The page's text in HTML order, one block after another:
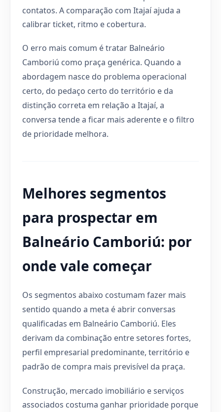
contatos. A comparação com Itajaí ajuda a
calibrar ticket, ritmo e cobertura.
O erro mais comum é tratar Balneário
Camboriú como praça genérica. Quando a
abordagem nasce do problema operacional
certo, do pedaço certo do território e da
distinção correta em relação a Itajaí, a
conversa tende a ficar mais aderente e o filtro
de prioridade melhora.
Melhores segmentos
para prospectar em
Balneário Camboriú: por
onde vale começar
Os segmentos abaixo costumam fazer mais
sentido quando a meta é abrir conversas
qualificadas em Balneário Camboriú. Eles
derivam da combinação entre setores fortes,
perfil empresarial predominante, território e
padrão de compra mais previsível da praça.
Construção, mercado imobiliário e serviços
associados costuma ganhar prioridade porque